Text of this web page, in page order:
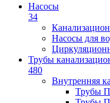
Насосы
34
Насосы для
Трубы
480
Внутренняя
Трубы